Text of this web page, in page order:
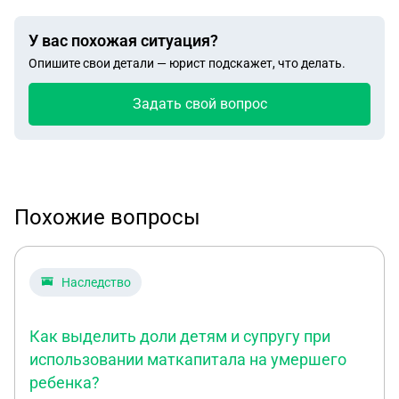
У вас похожая ситуация?
Опишите свои детали — юрист подскажет, что делать.
Задать свой вопрос
Похожие вопросы
Наследство
Как выделить доли детям и супругу при
использовании маткапитала на умершего
ребенка?